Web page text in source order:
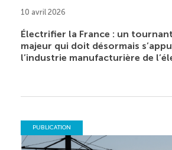
10 avril 2026
Électrifier la France : un
majeur qui doit désormais
l’industrie manufacturière de
PUBLICATION